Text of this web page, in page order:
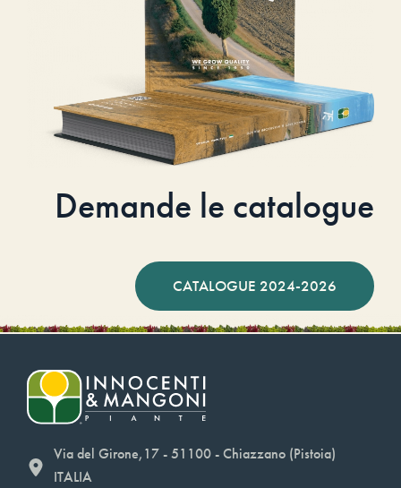
Demande le catalogue
CATALOGUE 2024-2026
Via del Girone,17 - 51100 - Chiazzano (Pistoia)
ITALIA